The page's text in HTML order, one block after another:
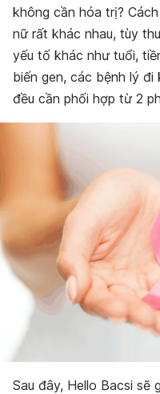
không cần hóa trị?
nữ rất khác nhau, tùy
yếu tố khác như tuổi,
biến gen, các bệnh lý đi
đều cần phối hợp từ 2
Sau đây, Hello Bacsi sẽ